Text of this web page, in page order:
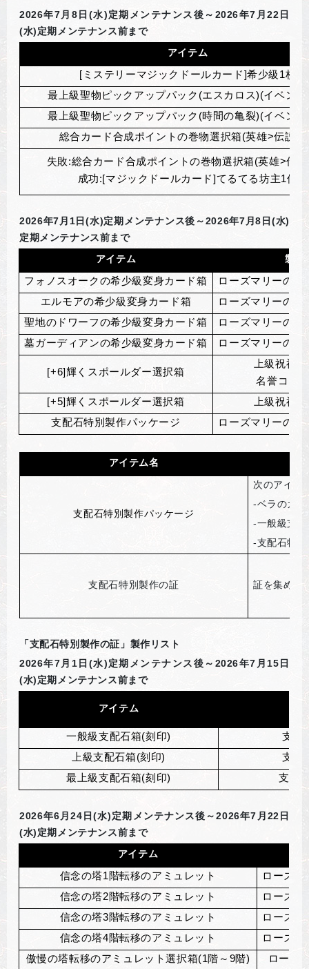
2026年7月8日(水)定期メンテナンス後～2026年7月22日
(水)定期メンテナンス前まで
アイテム
[ ミステリーマジックドールカード]希少級1枚
最上級聖物ピックアップパック(エスカロス)(イベン
最上級聖物ピックアップパック(時間の亀裂)(イベン
総合カード合成ポイントの巻物選択箱(英雄>伝説)2
失敗:総合カード合成ポイントの巻物選択箱(英雄>伝
成功:[マジックドールカード]てるてる坊主1個
2026年7月1日(水)定期メンテナンス後～2026年7月8日(水)
定期メンテナンス前まで
アイテム
製作
フォノスオークの希少級変身カード箱
ローズマリーの成
エルモアの希少級変身カード箱
ローズマリーの成
聖地のドワーフの希少級変身カード箱
ローズマリーの成
墓ガーディアンの希少級変身カード箱
ローズマリーの成
[+6]輝くスポールダー選択箱
上級祝福
名誉コイ
[+5]輝くスポールダー選択箱
上級祝福
支配石特別製作パッケージ
ローズマリーの成
アイテム名
支配石特別製作パッケージ
次のアイテ
-ベラのガ
-一般級支
-支配石特
支配石特別製作の証 証を集めて
「支配石特別製作の証」製作リスト
2026年7月1日(水)定期メンテナンス後～2026年7月15日
(水)定期メンテナンス前まで
アイテム
一般級支配石箱(刻印)
支配
上級支配石箱(刻印)
支配
最上級支配石箱(刻印)
支配
2026年6月24日(水)定期メンテナンス後～2026年7月22日
(水)定期メンテナンス前まで
アイテム
信念の塔1階転移のアミュレット
ローズマ
信念の塔2階転移のアミュレット
ローズマ
信念の塔3階転移のアミュレット
ローズマ
信念の塔4階転移のアミュレット
ローズマ
傲慢の塔転移のアミュレット選択箱(1階～9階)
ローズ